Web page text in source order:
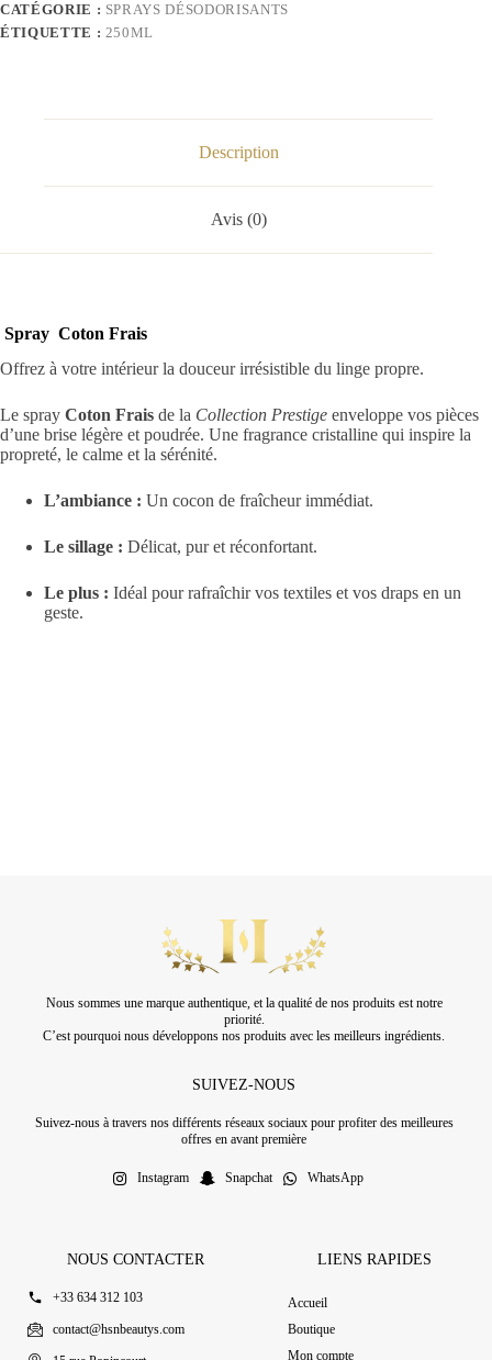
CATÉGORIE : SPRAYS DÉSODORISANTS
ÉTIQUETTE : 250ML
Description
Avis (0)
Spray Coton Frais
Offrez à votre intérieur la douceur irrésistible du linge propre.
Le spray Coton Frais de la Collection Prestige enveloppe vos pièces
d’une brise légère et poudrée. Une fragrance cristalline qui inspire la
propreté, le calme et la sérénité.
L’ambiance : Un cocon de fraîcheur immédiat.
Le sillage : Délicat, pur et réconfortant.
Le plus : Idéal pour rafraîchir vos textiles et vos draps en un
geste.
Nous sommes une marque authentique, et la qualité de nos produits est notre
priorité.
C’est pourquoi nous développons nos produits avec les meilleurs ingrédients.
SUIVEZ-NOUS
Suivez-nous à travers nos différents réseaux sociaux pour profiter des meilleures
offres en avant première
Instagram Snapchat WhatsApp
NOUS CONTACTER
+33 634 312 103
contact@hsnbeautys.com
LIENS RAPIDES
Accueil
Boutique
Mon compte